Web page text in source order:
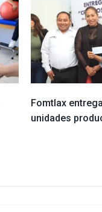
Fomtlax
unidades